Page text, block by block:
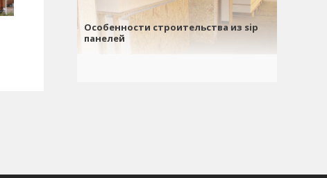
Особенности строительства из sip
панелей